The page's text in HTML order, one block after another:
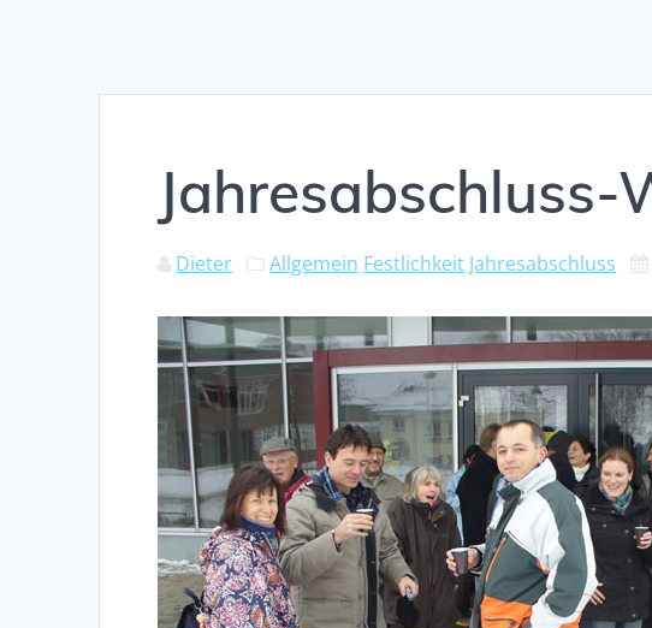
Jahresabschluss-
Dieter Allgemein Festlichkeit Jahresabschluss